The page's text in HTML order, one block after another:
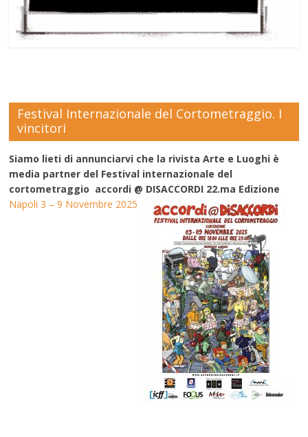
Festival Internazionale del Cortometraggio. I
vincitori
Siamo lieti di annunciarvi che la rivista Arte e Luoghi è
media partner del Festival internazionale del
cortometraggio accordi @ DISACCORDI 22.ma Edizione
Napoli 3 – 9 Novembre 2025